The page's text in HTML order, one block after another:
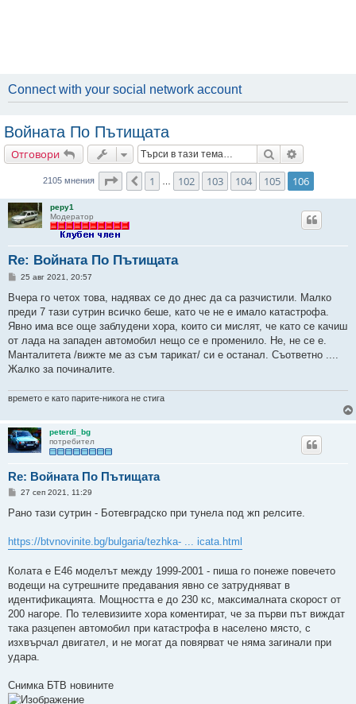
Connect with your social network account
Войната По Пътищата
Отговори Търсене
2105 мнения Страница 106от 106
Предишна
1 102 103 104 105 106
pepy1
Модератор
Re: Войната По Пътищата
М
е
и
е
25 авг 2021, 20:57
Вчера го четох това, надявах се до днес да са разчистили. Малко
преди 7 тази сутрин всичко беше, като че не е имало катастрофа.
Явно има все още заблудени хора, които си мислят, че като се качиш
от лада на западен автомобил нещо се е променило. Не, не се е.
Манталитета /вижте ме аз съм тарикат/ си е останал. Съответно ....
Жалко за починалите.
времето е като парите-никога не стига
peterdi_bg
потребител
Re: Войната По Пътищата
М
е
е
27 сеп 2021, 11:29
Рано тази сутрин - Ботевградско при тунела под жп релсите.
https://btvnovinite.bg/bulgaria/tezhka- ... icata.html
Колата е Е46 моделът между 1999-2001 - пиша го понеже повечето
водещи на сутрешните предавания явно се затрудняват в
идентификацията. Мощността е до 230 кс, максималната скорост от
200 нагоре. По телевизиите хора коментират, че за първи път виждат
така разцепен автомобил при катастрофа в населено място, с
изхвърчал двигател, и не могат да повярват че няма загинали при
удара.
Снимка БТВ новините